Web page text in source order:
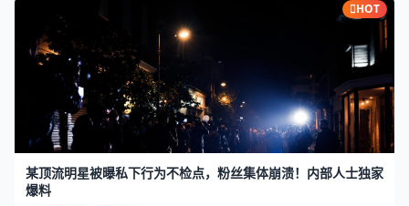
HOT
某顶流明星被曝私下行为不检点，粉丝集体崩溃！内部人士独家
爆料